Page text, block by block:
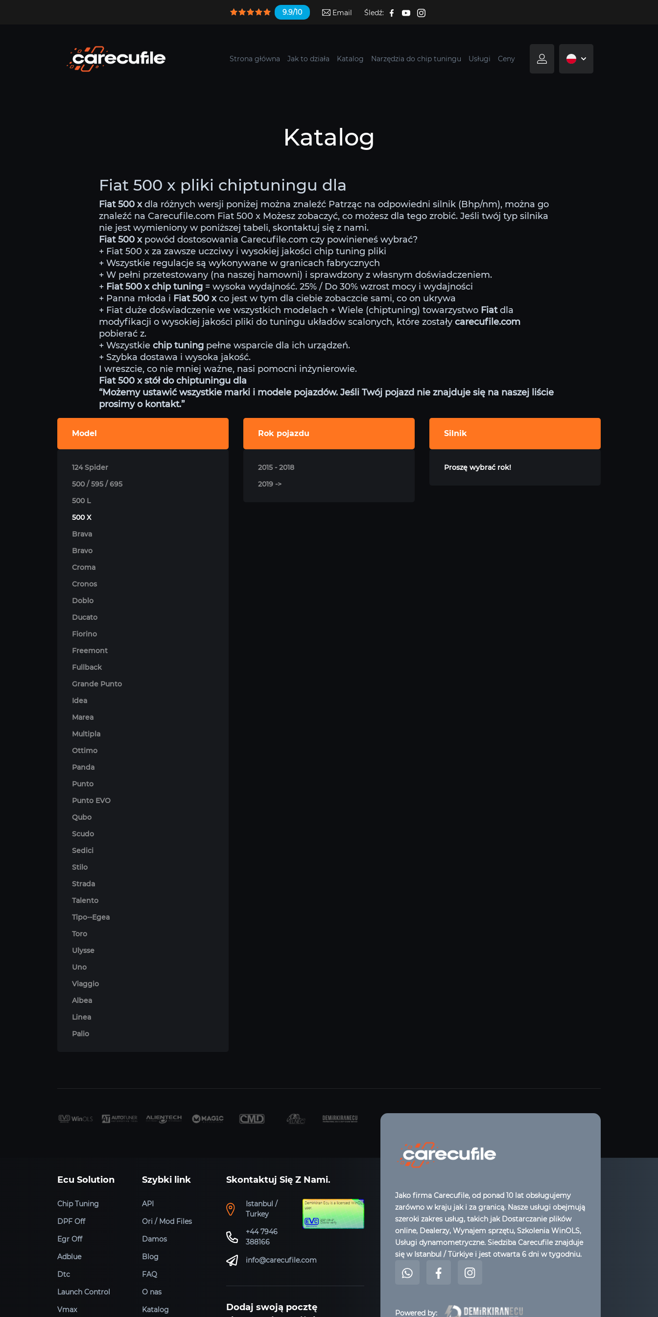
9.9/10 Email Śledź:
Strona główna Jak to działa Katalog Narzędzia do chip tuningu Usługi Ceny
Katalog
Fiat 500 x pliki chiptuningu dla
Fiat 500 xdla różnych wersji poniżej można znaleźć Patrząc na odpowiedni silnik (Bhp/nm), można go
znaleźć na Carecufile.com Fiat 500 x Możesz zobaczyć, co możesz dla tego zrobić. Jeśli twój typ silnika
nie jest wymieniony w poniższej tabeli, skontaktuj się z nami.
Fiat 500 xpowód dostosowania Carecufile.com czy powinieneś wybrać?
+ Fiat 500 x za zawsze uczciwy i wysokiej jakości chip tuning pliki
+ Wszystkie regulacje są wykonywane w granicach fabrycznych
+ W pełni przetestowany (na naszej hamowni) i sprawdzony z własnym doświadczeniem.
+ Fiat 500 x chip tuning = wysoka wydajność. 25% / Do 30% wzrost mocy i wydajności
+ Panna młoda i Fiat 500 xco jest w tym dla ciebie zobaczcie sami, co on ukrywa
+ Fiat duże doświadczenie we wszystkich modelach + Wiele (chiptuning) towarzystwo Fiatdla
modyfikacji o wysokiej jakości pliki do tuningu układów scalonych, które zostały carecufile.com
pobierać z.
+ Wszystkie chip tuning pełne wsparcie dla ich urządzeń.
+ Szybka dostawa i wysoka jakość.
I wreszcie, co nie mniej ważne, nasi pomocni inżynierowie.
Fiat 500 x stół do chiptuningu dla
“Możemy ustawić wszystkie marki i modele pojazdów. Jeśli Twój pojazd nie znajduje się na naszej liście
prosimy o kontakt.”
Model
124 Spider
500 / 595 / 695
500 L
500 X
Brava
Bravo
Croma
Cronos
Doblo
Ducato
Fiorino
Freemont
Fullback
Grande Punto
Idea
Marea
Multipla
Ottimo
Panda
Punto
Punto EVO
Qubo
Scudo
Sedici
Stilo
Strada
Talento
Tipo--Egea
Toro
Ulysse
Uno
Viaggio
Albea
Linea
Palio
Rok pojazdu
2015 - 2018
2019 ->
Silnik
Proszę wybrać rok!
Ecu Solution
Chip Tuning
DPF Off
Egr Off
Adblue
Dtc
Launch Control
Vmax
Szybki link
API
Ori / Mod Files
Damos
Blog
FAQ
O nas
Katalog
Skontaktuj Się Z Nami.
Istanbul /
Turkey
+44 7946
388166
info@carecufile.com
Dodaj swoją pocztę
Jako firma Carecufile, od ponad 10 lat obsługujemy
zarówno w kraju jak i za granicą. Nasze usługi obejmują
szeroki zakres usług, takich jak Dostarczanie plików
online, Dealerzy, Wynajem sprzętu, Szkolenia WinOLS,
Usługi dynamometryczne. Siedziba Carecufile znajduje
się w Istanbul / Türkiye i jest otwarta 6 dni w tygodniu.
Powered by: